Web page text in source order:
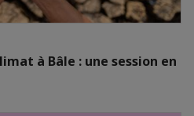
à Bâle : une session en